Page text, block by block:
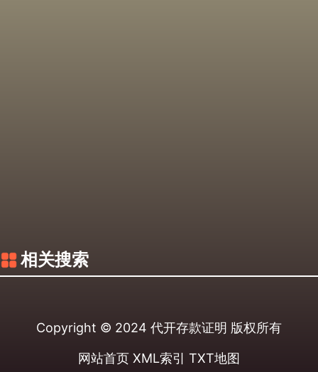
相关搜索
Copyright © 2024 代开存款证明 版权所有
网站首页 XML索引 TXT地图